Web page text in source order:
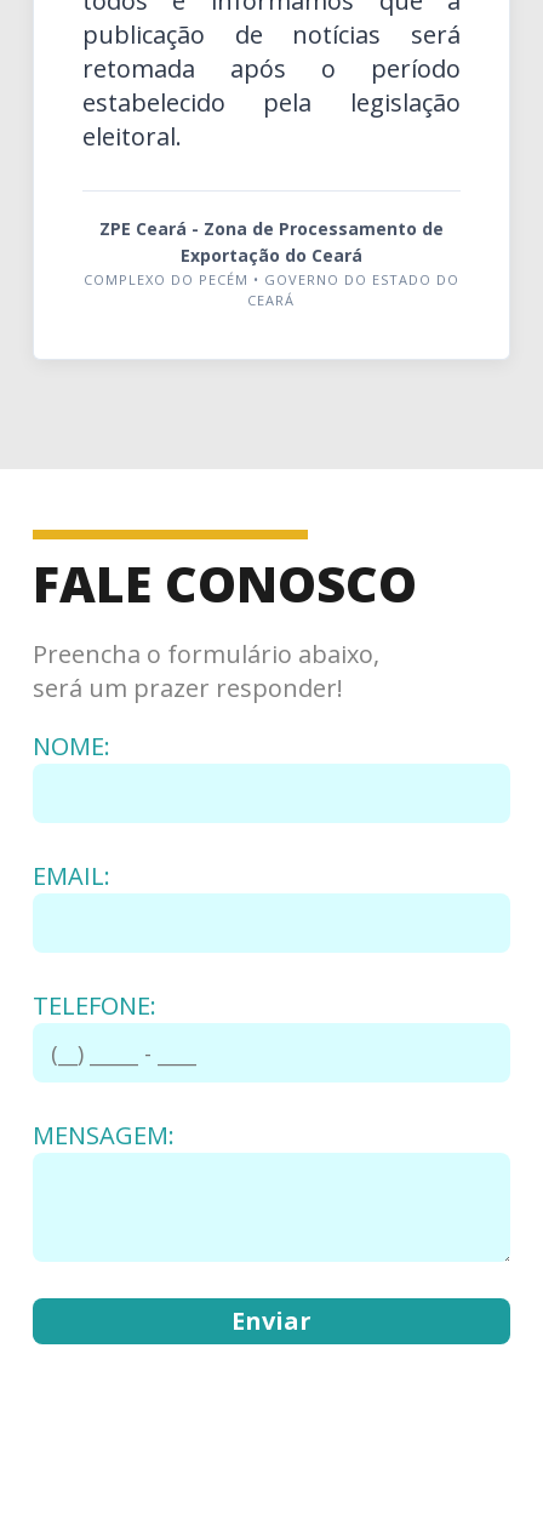
publicação de notícias será
retomada após o período
estabelecido pela legislação
eleitoral.
ZPE Ceará - Zona de Processamento de
Exportação do Ceará
COMPLEXO DO PECÉM • GOVERNO DO ESTADO DO
CEARÁ
FALE CONOSCO
Preencha o formulário abaixo,
será um prazer responder!
NOME:
EMAIL:
TELEFONE:
MENSAGEM: